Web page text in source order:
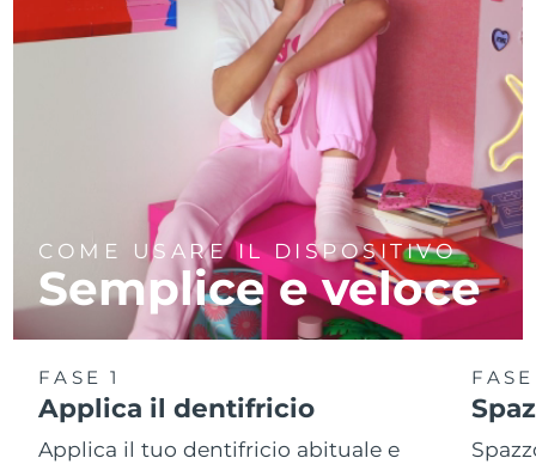
COME USARE IL DISPOSITIVO
Semplice e veloce
FASE 1
Applica il dentifricio
Applica il tuo dentifricio abituale e